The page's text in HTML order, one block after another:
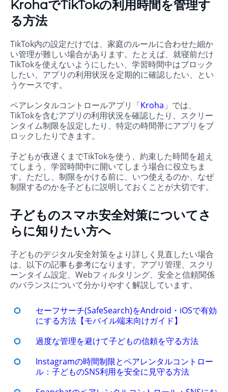
KrohaでTikTokの利用時間を管理す
る方法
TikTok内の設定だけでは、家庭のルールに合わせた細か
い管理が難しい場合があります。たとえば、就寝前だけ
TikTokを使えないようにしたい、学習時間中はブロック
したい、アプリの利用状況を定期的に確認したい、とい
うケースです。
ペアレンタルコントロールアプリ「Kroha 」では、
TikTokを含むアプリの利用状況を確認したり、スクリー
ンタイム制限を設定したり、特定の時間帯にアプリをブ
ロックしたりできます。
子どもが夜遅くまでTikTokを使う、約束した時間を超え
てしまう、学習時間中に開いてしまう場合に役立ちま
す。ただし、制限をかける前に、いつ使えるのか、なぜ
制限するのかを子どもに説明しておくことが大切です。
子どものスマホ安全対策についてさ
らに知りたい方へ
子どものデジタル安全対策をより詳しく見直したい場合
は、以下の記事も参考になります。アプリ管理、スクリ
ーンタイム設定、Webフィルタリング、安全と信頼関係
のバランスについて分かりやすく解説しています。
セーフサーチ(SafeSearch)をAndroid・iOSで有効
にする方法【モバイル端末向けガイド】
過度な管理を避けて子どもの信頼を守る方法
Instagramの時間制限とペアレンタルコントロー
ル：子どものSNS利用を安全に見守る方法